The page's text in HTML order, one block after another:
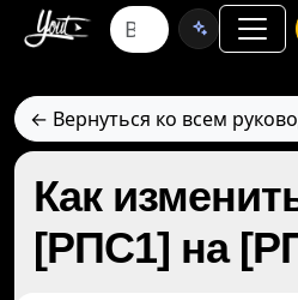
← Вернуться ко всем
Как
[РПС1] на